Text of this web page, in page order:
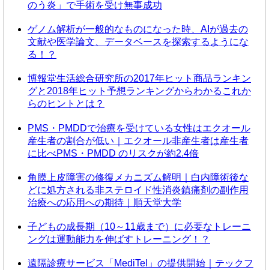
のう炎」で手術を受け無事成功
ゲノム解析が一般的なものになった時、AIが過去の
文献や医学論文、データベースを探索するようにな
る！？
博報堂生活総合研究所の2017年ヒット商品ランキン
グと2018年ヒット予想ランキングからわかるこれか
らのヒントとは？
PMS・PMDDで治療を受けている女性はエクオール
産生者の割合が低い｜エクオール非産生者は産生者
に比べPMS・PMDD のリスクが約2.4倍
角膜上皮障害の修復メカニズム解明｜白内障術後な
どに処方される非ステロイド性消炎鎮痛剤の副作用
治療への応用への期待｜順天堂大学
子どもの成長期（10～11歳まで）に必要なトレーニ
ングは運動能力を伸ばすトレーニング！？
遠隔診療サービス「MediTel」の提供開始｜テックフ